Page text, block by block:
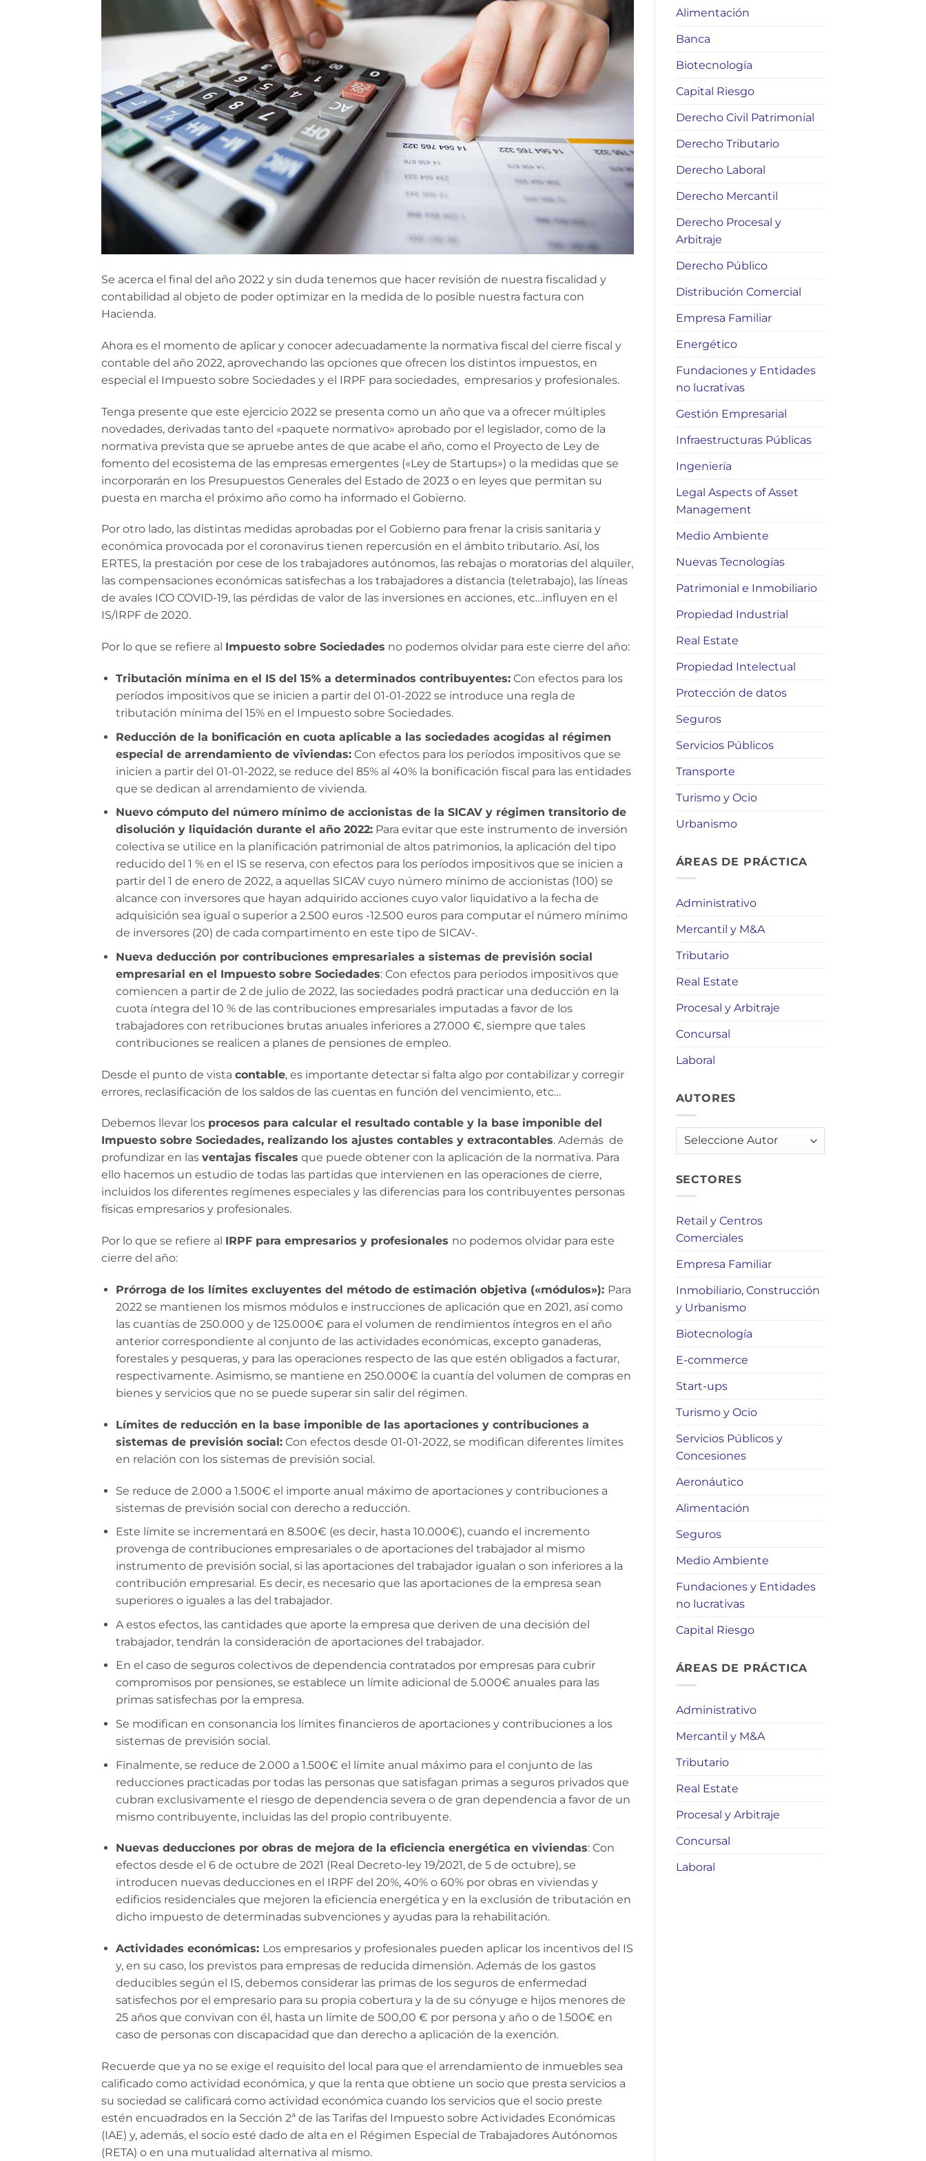
Se acerca el final del año 2022 y sin duda tenemos que hacer revisión de nuestra fiscalidad y
contabilidad al objeto de poder optimizar en la medida de lo posible nuestra factura con
Hacienda.
Ahora es el momento de aplicar y conocer adecuadamente la normativa fiscal del cierre fiscal y
contable del año 2022, aprovechando las opciones que ofrecen los distintos impuestos, en
especial el Impuesto sobre Sociedades y el IRPF para sociedades, empresarios y profesionales.
Tenga presente que este ejercicio 2022 se presenta como un año que va a ofrecer múltiples
novedades, derivadas tanto del «paquete normativo» aprobado por el legislador, como de la
normativa prevista que se apruebe antes de que acabe el año, como el Proyecto de Ley de
fomento del ecosistema de las empresas emergentes («Ley de Startups») o la medidas que se
incorporarán en los Presupuestos Generales del Estado de 2023 o en leyes que permitan su
puesta en marcha el próximo año como ha informado el Gobierno.
Por otro lado, las distintas medidas aprobadas por el Gobierno para frenar la crisis sanitaria y
económica provocada por el coronavirus tienen repercusión en el ámbito tributario. Así, los
ERTES, la prestación por cese de los trabajadores autónomos, las rebajas o moratorias del alquiler,
las compensaciones económicas satisfechas a los trabajadores a distancia (teletrabajo), las líneas
de avales ICO COVID-19, las pérdidas de valor de las inversiones en acciones, etc…influyen en el
IS/IRPF de 2020.
Por lo que se refiere al Impuesto sobre Sociedades no podemos olvidar para este cierre del año:
Tributación mínima en el IS del 15% a determinados contribuyentes:Con efectos para los
períodos impositivos que se inicien a partir del 01-01-2022 se introduce una regla de
tributación mínima del 15% en el Impuesto sobre Sociedades.
Reducción de la bonificación en cuota aplicable a las sociedades acogidas al régimen
especial de arrendamiento de viviendas:Con efectos para los períodos impositivos que se
inicien a partir del 01-01-2022, se reduce del 85% al 40% la bonificación fiscal para las entidades
que se dedican al arrendamiento de vivienda.
Nuevo cómputo del número mínimo de accionistas de la SICAV y régimen transitorio de
disolución y liquidación durante el año 2022:Para evitar que este instrumento de inversión
colectiva se utilice en la planificación patrimonial de altos patrimonios, la aplicación del tipo
reducido del 1 % en el IS se reserva, con efectos para los períodos impositivos que se inicien a
partir del 1 de enero de 2022, a aquellas SICAV cuyo número mínimo de accionistas (100) se
alcance con inversores que hayan adquirido acciones cuyo valor liquidativo a la fecha de
adquisición sea igual o superior a 2.500 euros -12.500 euros para computar el número mínimo
de inversores (20) de cada compartimento en este tipo de SICAV-.
Nueva deducción por contribuciones empresariales a sistemas de previsión social
empresarial en el Impuesto sobre Sociedades: Con efectos para periodos impositivos que
comiencen a partir de 2 de julio de 2022, las sociedades podrá practicar una deducción en la
cuota íntegra del 10 % de las contribuciones empresariales imputadas a favor de los
trabajadores con retribuciones brutas anuales inferiores a 27.000 €, siempre que tales
contribuciones se realicen a planes de pensiones de empleo.
Desde el punto de vista contable, es importante detectar si falta algo por contabilizar y corregir
errores, reclasificación de los saldos de las cuentas en función del vencimiento, etc…
Debemos llevar los procesos para calcular el resultado contable y la base imponible del
Impuesto sobre Sociedades, realizando los ajustes contables y extracontables. Además de
profundizar en las ventajas fiscales que puede obtener con la aplicación de la normativa. Para
ello hacemos un estudio de todas las partidas que intervienen en las operaciones de cierre,
incluidos los diferentes regímenes especiales y las diferencias para los contribuyentes personas
físicas empresarios y profesionales.
Por lo que se refiere al IRPF para empresarios y profesionales no podemos olvidar para este
cierre del año:
Prórroga de los límites excluyentes del método de estimación objetiva («módulos»): Para
2022 se mantienen los mismos módulos e instrucciones de aplicación que en 2021, así como
las cuantías de 250.000 y de 125.000€ para el volumen de rendimientos íntegros en el año
anterior correspondiente al conjunto de las actividades económicas, excepto ganaderas,
forestales y pesqueras, y para las operaciones respecto de las que estén obligados a facturar,
respectivamente. Asimismo, se mantiene en 250.000€ la cuantía del volumen de compras en
bienes y servicios que no se puede superar sin salir del régimen.
Límites de reducción en la base imponible de las aportaciones y contribuciones a
sistemas de previsión social:Con efectos desde 01-01-2022, se modifican diferentes límites
en relación con los sistemas de previsión social.
Se reduce de 2.000 a 1.500€ el importe anual máximo de aportaciones y contribuciones a
sistemas de previsión social con derecho a reducción.
Este límite se incrementará en 8.500€ (es decir, hasta 10.000€), cuando el incremento
provenga de contribuciones empresariales o de aportaciones del trabajador al mismo
instrumento de previsión social, si las aportaciones del trabajador igualan o son inferiores a la
contribución empresarial. Es decir, es necesario que las aportaciones de la empresa sean
superiores o iguales a las del trabajador.
A estos efectos, las cantidades que aporte la empresa que deriven de una decisión del
trabajador, tendrán la consideración de aportaciones del trabajador.
En el caso de seguros colectivos de dependencia contratados por empresas para cubrir
compromisos por pensiones, se establece un límite adicional de 5.000€ anuales para las
primas satisfechas por la empresa.
Se modifican en consonancia los límites financieros de aportaciones y contribuciones a los
sistemas de previsión social.
Finalmente, se reduce de 2.000 a 1.500€ el límite anual máximo para el conjunto de las
reducciones practicadas por todas las personas que satisfagan primas a seguros privados que
cubran exclusivamente el riesgo de dependencia severa o de gran dependencia a favor de un
mismo contribuyente, incluidas las del propio contribuyente.
Nuevas deducciones por obras de mejora de la eficiencia energética en viviendas: Con
efectos desde el 6 de octubre de 2021 (Real Decreto-ley 19/2021, de 5 de octubre), se
introducen nuevas deducciones en el IRPF del 20%, 40% o 60% por obras en viviendas y
edificios residenciales que mejoren la eficiencia energética y en la exclusión de tributación en
dicho impuesto de determinadas subvenciones y ayudas para la rehabilitación.
Actividades económicas: Los empresarios y profesionales pueden aplicar los incentivos del IS
y, en su caso, los previstos para empresas de reducida dimensión. Además de los gastos
deducibles según el IS, debemos considerar las primas de los seguros de enfermedad
satisfechos por el empresario para su propia cobertura y la de su cónyuge e hijos menores de
25 años que convivan con él, hasta un límite de 500,00 € por persona y año o de 1.500€ en
caso de personas con discapacidad que dan derecho a aplicación de la exención.
Recuerde que ya no se exige el requisito del local para que el arrendamiento de inmuebles sea
calificado como actividad económica, y que la renta que obtiene un socio que presta servicios a
su sociedad se calificará como actividad económica cuando los servicios que el socio preste
estén encuadrados en la Sección 2ª de las Tarifas del Impuesto sobre Actividades Económicas
(IAE) y, además, el socio esté dado de alta en el Régimen Especial de Trabajadores Autónomos
(RETA) o en una mutualidad alternativa al mismo.
Alimentación
Banca
Biotecnología
Capital Riesgo
Derecho Civil Patrimonial
Derecho Tributario
Derecho Laboral
Derecho Mercantil
Derecho Procesal y
Arbitraje
Derecho Público
Distribución Comercial
Empresa Familiar
Energético
Fundaciones y Entidades
no lucrativas
Gestión Empresarial
Infraestructuras Públicas
Ingeniería
Legal Aspects of Asset
Management
Medio Ambiente
Nuevas Tecnologías
Patrimonial e Inmobiliario
Propiedad Industrial
Real Estate
Propiedad Intelectual
Protección de datos
Seguros
Servicios Públicos
Transporte
Turismo y Ocio
Urbanismo
ÁREAS DE PRÁCTICA
Administrativo
Mercantil y M&A
Tributario
Real Estate
Procesal y Arbitraje
Concursal
Laboral
AUTORES
AUTORES
SECTORES
Retail y Centros
Comerciales
Empresa Familiar
Inmobiliario, Construcción
y Urbanismo
Biotecnología
E-commerce
Start-ups
Turismo y Ocio
Servicios Públicos y
Concesiones
Aeronáutico
Alimentación
Seguros
Medio Ambiente
Fundaciones y Entidades
no lucrativas
Capital Riesgo
ÁREAS DE PRÁCTICA
Administrativo
Mercantil y M&A
Tributario
Real Estate
Procesal y Arbitraje
Concursal
Laboral